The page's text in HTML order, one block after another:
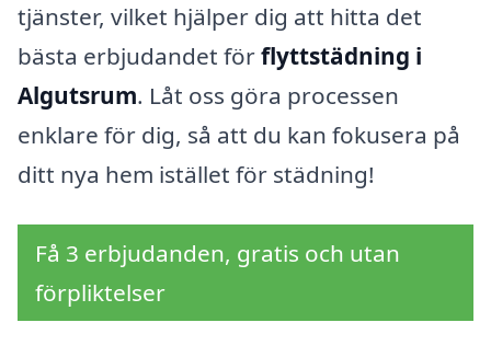
tjänster, vilket hjälper dig att hitta det
bästa erbjudandet förflyttstädning i
Algutsrum. Låt oss göra processen
enklare för dig, så att du kan fokusera på
ditt nya hem istället för städning!
Få 3 erbjudanden, gratis och utan
förpliktelser